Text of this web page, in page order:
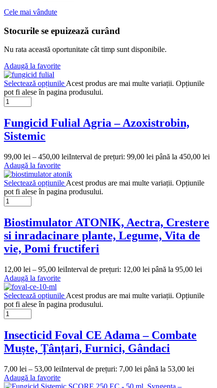
Cele mai vândute
Stocurile se epuizează curând
Nu rata această oportunitate cât timp sunt disponibile.
Adaugă la favorite
Selectează opțiunile Acest produs are mai multe variații. Opțiunile
pot fi alese în pagina produsului.
Fungicid Fulial Agria – Azoxistrobin,
Sistemic
99,00 lei – 450,00 leiInterval de prețuri: 99,00 lei până la 450,00 lei
Adaugă la favorite
Selectează opțiunile Acest produs are mai multe variații. Opțiunile
pot fi alese în pagina produsului.
Biostimulator ATONIK, Aectra, Crestere
si inradacinare plante, Legume, Vita de
vie, Pomi fructiferi
12,00 lei – 95,00 leiInterval de prețuri: 12,00 lei până la 95,00 lei
Adaugă la favorite
Selectează opțiunile Acest produs are mai multe variații. Opțiunile
pot fi alese în pagina produsului.
Insecticid Foval CE Adama – Combate
Muște, Țânțari, Furnici, Gândaci
7,00 lei – 53,00 leiInterval de prețuri: 7,00 lei până la 53,00 lei
Adaugă la favorite